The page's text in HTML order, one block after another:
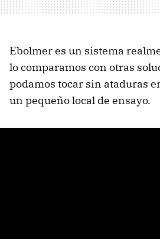
Ebolmer es un sistema
lo comparamos con otras
podamos tocar sin ataduras
un pequeño local de ensayo.